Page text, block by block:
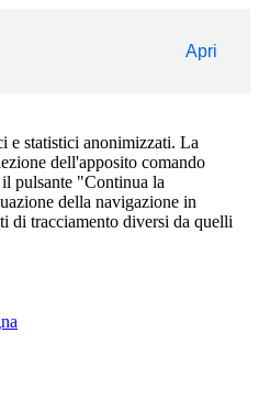
Apri
e statistici anonimizzati. La
dell'apposito comando
pulsante "Continua la
della navigazione in
di tracciamento diversi da quelli